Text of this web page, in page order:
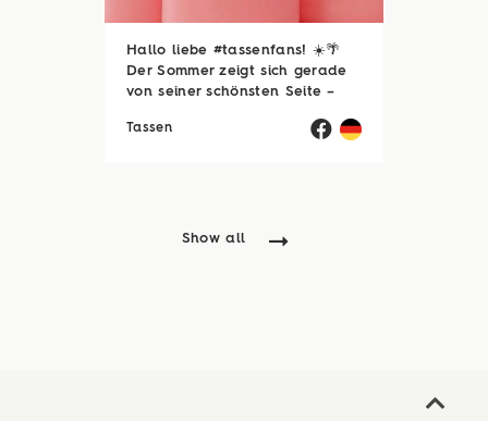
Hallo liebe #tassenfans! ☀️🌴
Der Sommer zeigt sich gerade
von seiner schönsten Seite –
einzelne Sonnenstunde! 😎☀️
Tassen
Show all